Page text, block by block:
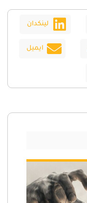
لينكدان
ايميل